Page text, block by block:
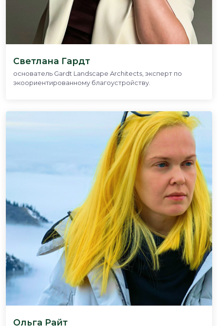
Светлана Гардт
основатель Gardt Landscape Architects, эксперт по
экоориентированному благоустройству.
Ольга Райт